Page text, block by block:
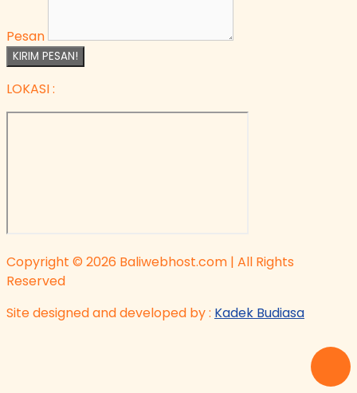
Pesan
KIRIM PESAN!
LOKASI :
Copyright © 2026 Baliwebhost.com | All Rights
Reserved
Site designed and developed by : Kadek Budiasa